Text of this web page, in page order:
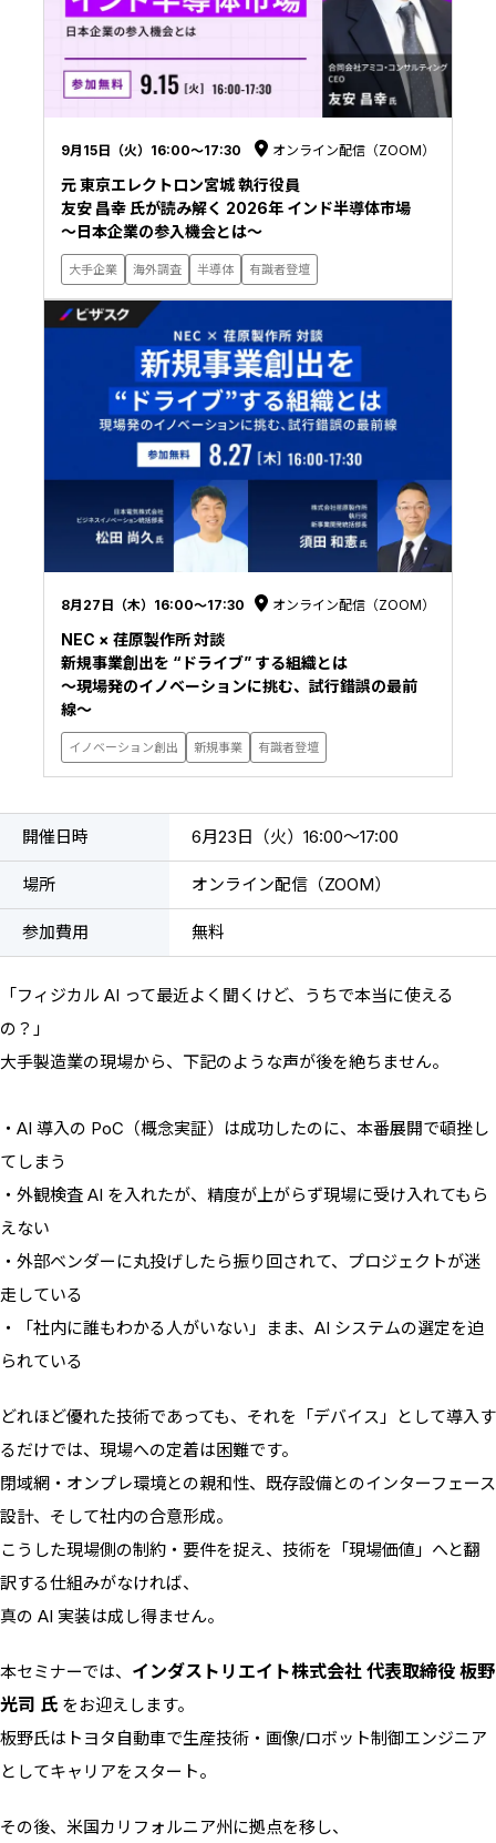
9月15日（火）16:00〜17:30 オンライン配信（ZOOM）
元 東京エレクトロン宮城 執行役員
友安 昌幸 氏が読み解く 2026年 インド半導体市場
〜日本企業の参入機会とは〜
大手企業 海外調査 半導体 有識者登壇
8月27日（木）16:00〜17:30 オンライン配信（ZOOM）
NEC × 荏原製作所 対談
新規事業創出を “ドライブ” する組織とは
〜現場発のイノベーションに挑む、試行錯誤の最前
線〜
イノベーション創出 新規事業 有識者登壇
開催日時 6月23日（火）16:00〜17:00
場所 オンライン配信（ZOOM）
参加費用 無料
「フィジカル AI って最近よく聞くけど、うちで本当に使える
の？」
大手製造業の現場から、下記のような声が後を絶ちません。
・AI 導入の PoC（概念実証）は成功したのに、本番展開で頓挫し
てしまう
・外観検査 AI を入れたが、精度が上がらず現場に受け入れてもら
えない
・外部ベンダーに丸投げしたら振り回されて、プロジェクトが迷
走している
・「社内に誰もわかる人がいない」まま、AI システムの選定を迫
られている
どれほど優れた技術であっても、それを「デバイス」として導入す
るだけでは、現場への定着は困難です。
閉域網・オンプレ環境との親和性、既存設備とのインターフェース
設計、そして社内の合意形成。
こうした現場側の制約・要件を捉え、技術を「現場価値」へと翻
訳する仕組みがなければ、
真の AI 実装は成し得ません。
本セミナーでは、 インダストリエイト株式会社 代表取締役 板野
光司 氏 をお迎えします。
板野氏はトヨタ自動車で生産技術・画像/ロボット制御エンジニア
としてキャリアをスタート。
その後、米国カリフォルニア州に拠点を移し、